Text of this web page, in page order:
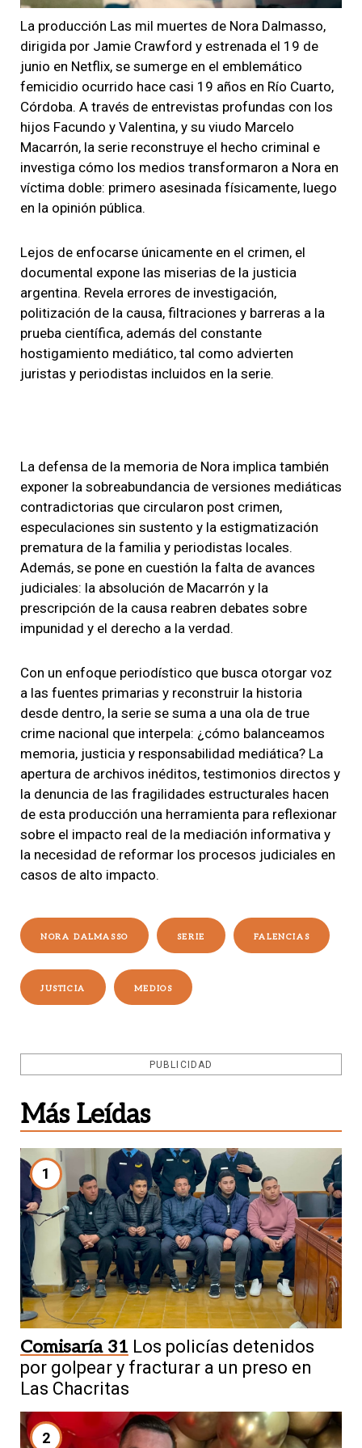
La producción Las mil muertes de Nora Dalmasso,
dirigida por Jamie Crawford y estrenada el 19 de
junio en Netflix, se sumerge en el emblemático
femicidio ocurrido hace casi 19 años en Río Cuarto,
Córdoba. A través de entrevistas profundas con los
hijos Facundo y Valentina, y su viudo Marcelo
Macarrón, la serie reconstruye el hecho criminal e
investiga cómo los medios transformaron a Nora en
víctima doble: primero asesinada físicamente, luego
en la opinión pública.
Lejos de enfocarse únicamente en el crimen, el
documental expone las miserias de la justicia
argentina. Revela errores de investigación,
politización de la causa, filtraciones y barreras a la
prueba científica, además del constante
hostigamiento mediático, tal como advierten
juristas y periodistas incluidos en la serie.
La defensa de la memoria de Nora implica también
exponer la sobreabundancia de versiones mediáticas
contradictorias que circularon post crimen,
especulaciones sin sustento y la estigmatización
prematura de la familia y periodistas locales.
Además, se pone en cuestión la falta de avances
judiciales: la absolución de Macarrón y la
prescripción de la causa reabren debates sobre
impunidad y el derecho a la verdad.
Con un enfoque periodístico que busca otorgar voz
a las fuentes primarias y reconstruir la historia
desde dentro, la serie se suma a una ola de true
crime nacional que interpela: ¿cómo balanceamos
memoria, justicia y responsabilidad mediática? La
apertura de archivos inéditos, testimonios directos y
la denuncia de las fragilidades estructurales hacen
de esta producción una herramienta para reflexionar
sobre el impacto real de la mediación informativa y
la necesidad de reformar los procesos judiciales en
casos de alto impacto.
NORA DALMASSO SERIE FALENCIAS
JUSTICIA MEDIOS
PUBLICIDAD
Más Leídas
1
Comisaría 31 Los policías detenidos
por golpear y fracturar a un preso en
Las Chacritas
2